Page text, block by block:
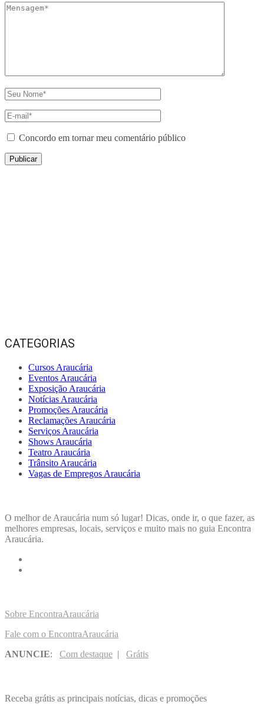
Concordo em tornar meu comentário público
CATEGORIAS
Cursos Araucária
Eventos Araucária
Exposição Araucária
Notícias Araucária
Promoções Araucária
Reclamações Araucária
Serviços Araucária
Shows Araucária
Teatro Araucária
Trânsito Araucária
Vagas de Empregos Araucária
O melhor de Araucária num só lugar! Dicas, onde ir, o que fazer, as
melhores empresas, locais, serviços e muito mais no guia Encontra
Araucária.
Sobre EncontraAraucária
Fale com o EncontraAraucária
ANUNCIE: Com destaque | Grátis
Receba grátis as principais notícias, dicas e promoções